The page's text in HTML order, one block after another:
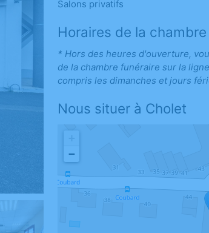
Salons privatifs
Horaires de la
* Hors des heures d'ouverture,
de la chambre funéraire sur la
compris les dimanches et jours
Nous situer à Cholet
−